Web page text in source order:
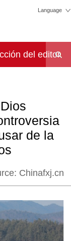
Language
del editor
de la
Chinafxj.cn